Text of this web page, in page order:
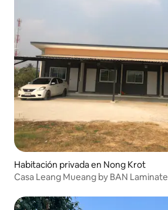
Habitación privada en Nong Krot
Casa Leang Mueang by BAN Laminate